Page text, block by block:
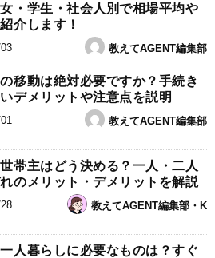
・学生・社会人別で相場平均や
介します！
教えてAGENT編集部
移動は絶対必要ですか？手続き
デメリットや注意点を説明
教えてAGENT編集部
帯主はどう決める？一人・二人
のメリット・デメリットを解説
教えてAGENT編集部・K
人暮らしに必要なものは？すぐ